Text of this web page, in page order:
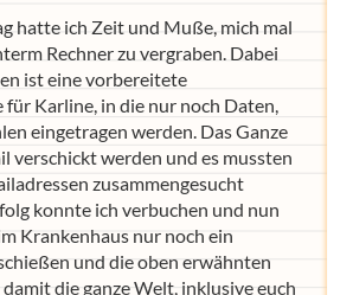
hatte ich Zeit und Muße, mich mal
Rechner zu vergraben. Dabei
ist eine vorbereitete
für Karline, in die nur noch Daten,
eingetragen werden. Das Ganze
verschickt werden und es mussten
zusammengesucht
konnte ich verbuchen und nun
Krankenhaus nur noch ein
und die oben erwähnten
die ganze Welt, inklusive euch